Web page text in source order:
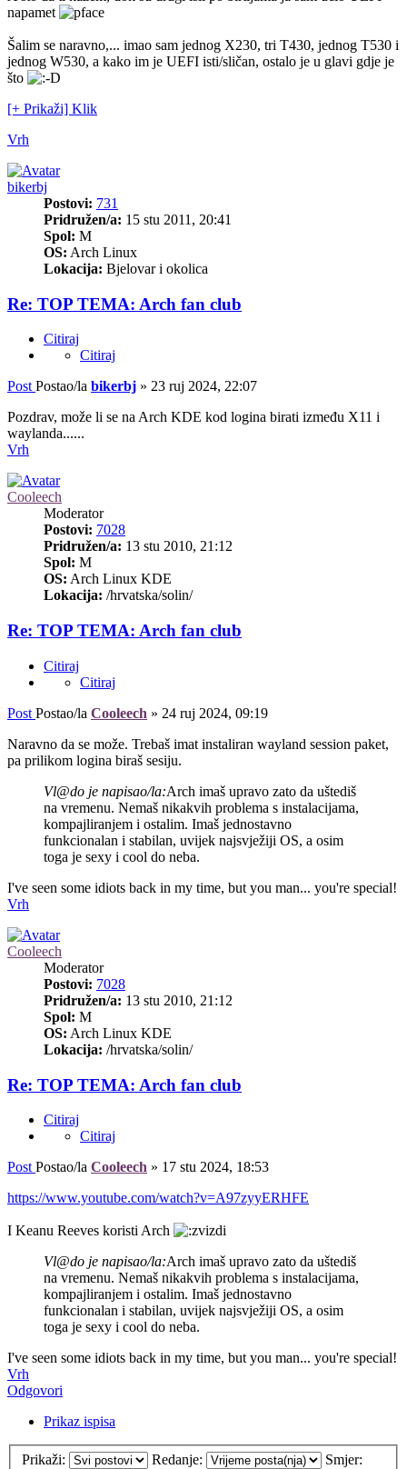
napamet
Šalim se naravno,... imao sam jednog X230, tri T430, jednog T530 i
jednog W530, a kako im je UEFI isti/sličan, ostalo je u glavi gdje je
što
[+ Prikaži] Klik
Vrh
bikerbj
Postovi: 731
Pridružen/a: 15 stu 2011, 20:41
Spol: M
OS: Arch Linux
Lokacija: Bjelovar i okolica
Re: TOP TEMA: Arch fan club
Citiraj
Citiraj
Post Postao/la bikerbj » 23 ruj 2024, 22:07
Pozdrav, može li se na Arch KDE kod logina birati između X11 i
waylanda......
Vrh
Cooleech
Moderator
Postovi: 7028
Pridružen/a: 13 stu 2010, 21:12
Spol: M
OS: Arch Linux KDE
Lokacija: /hrvatska/solin/
Re: TOP TEMA: Arch fan club
Citiraj
Citiraj
Post Postao/la Cooleech » 24 ruj 2024, 09:19
Naravno da se može. Trebaš imat instaliran wayland session paket,
pa prilikom logina biraš sesiju.
Vl@do je napisao/la:Arch imaš upravo zato da uštediš
na vremenu. Nemaš nikakvih problema s instalacijama,
kompajliranjem i ostalim. Imaš jednostavno
funkcionalan i stabilan, uvijek najsvježiji OS, a osim
toga je sexy i cool do neba.
I've seen some idiots back in my time, but you man... you're special!
Vrh
Cooleech
Moderator
Postovi: 7028
Pridružen/a: 13 stu 2010, 21:12
Spol: M
OS: Arch Linux KDE
Lokacija: /hrvatska/solin/
Re: TOP TEMA: Arch fan club
Citiraj
Citiraj
Post Postao/la Cooleech » 17 stu 2024, 18:53
https://www.youtube.com/watch?v=A97zyyERHFE
I Keanu Reeves koristi Arch
Vl@do je napisao/la:Arch imaš upravo zato da uštediš
na vremenu. Nemaš nikakvih problema s instalacijama,
kompajliranjem i ostalim. Imaš jednostavno
funkcionalan i stabilan, uvijek najsvježiji OS, a osim
toga je sexy i cool do neba.
I've seen some idiots back in my time, but you man... you're special!
Vrh
Odgovori
Prikaz ispisa
Prikaži: Redanje: Smjer: